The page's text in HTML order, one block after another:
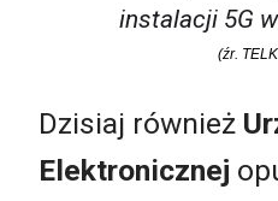
instalacji 5G
(źr.
Dzisiaj również
Elektronicznej